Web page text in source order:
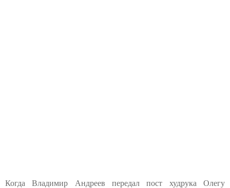
Когда Владимир Андреев передал пост худрука Олегу